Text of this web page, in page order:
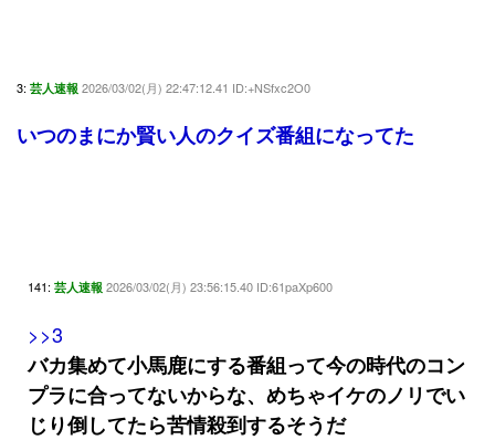
3: 芸人速報 2026/03/02(月) 22:47:12.41 ID:+NSfxc2O0
いつのまにか賢い人のクイズ番組になってた
141: 芸人速報 2026/03/02(月) 23:56:15.40 ID:61paXp600
>>3
バカ集めて小馬鹿にする番組って今の時代のコン
プラに合ってないからな、めちゃイケのノリでい
じり倒してたら苦情殺到するそうだ